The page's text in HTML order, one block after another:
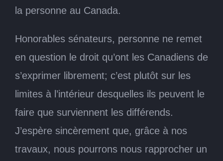
la personne au Canada.
Honorables sénateurs, personne ne remet
en question le droit qu’ont les Canadiens de
s’exprimer librement; c’est plutôt sur les
limites à l’intérieur desquelles ils peuvent le
faire que surviennent les différends.
J’espère sincèrement que, grâce à nos
travaux, nous pourrons nous rapprocher un